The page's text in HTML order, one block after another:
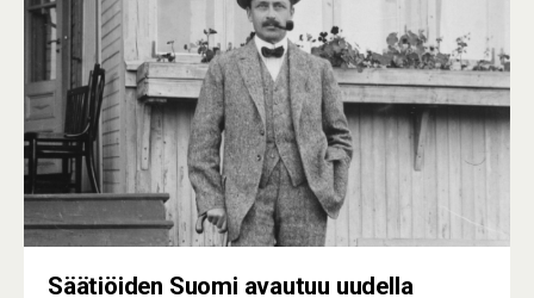
Säätiöiden Suomi avautuu uudella